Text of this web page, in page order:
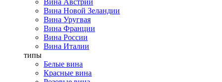
Вина Австрии
Вина Новой Зеландии
Вина Уругвая
Вина Франции
Вина России
Вина Италии
типы
Белые вина
Красные вина